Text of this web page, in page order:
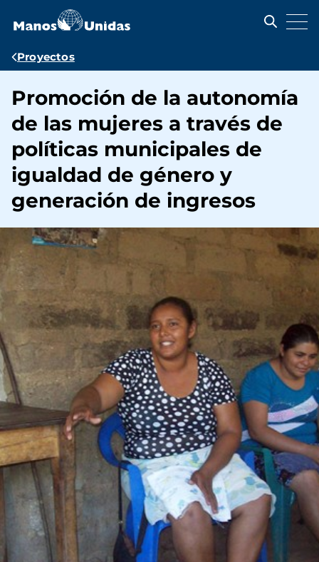
contenido
Ruta
navegación
Proyectos
Promoción de la autonomía
de las mujeres a través de
políticas municipales de
igualdad de género y
generación de ingresos